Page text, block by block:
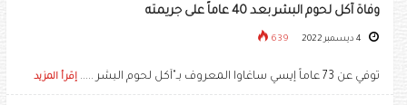
وفاة آكل لحوم البشر بعد 40 عاماً على جريمته
639
توفي عن 73 عاماً إيسي ساغاوا المعروف بـ"آكل لحوم البشر ..... إقرأ المزيد